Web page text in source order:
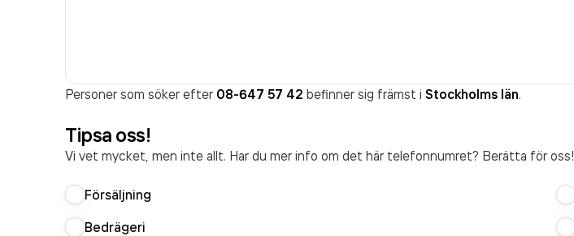
Personer som söker efter 08-647 57 42 befinner sig främst i Stockholms län.
Tipsa oss!
Vi vet mycket, men inte allt. Har du mer info om det här telefonnumret? Berätta för oss!
Försäljning
Bedrägeri